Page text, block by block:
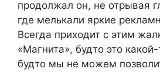
продолжал он, не отрывая
где мелькали яркие
Всегда приходит с этим
«Магнита», будто это
будто мы не можем